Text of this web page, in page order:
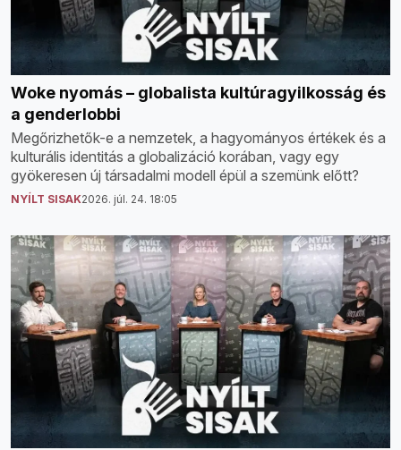
Woke nyomás – globalista kultúragyilkosság és
a genderlobbi
Megőrizhetők-e a nemzetek, a hagyományos értékek és a
kulturális identitás a globalizáció korában, vagy egy
gyökeresen új társadalmi modell épül a szemünk előtt?
NYÍLT SISAK2026. júl. 24. 18:05